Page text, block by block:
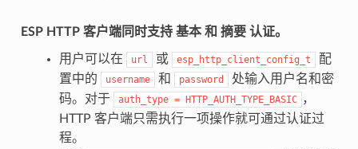
ESP HTTP 客户端同时支持 基本和 摘要认证。
用户可以在 url 或 esp_http_client_config_t
配
置中的
username 和 password
处输入用户名和密
码。对于
auth_type = HTTP_AUTH_TYPE_BASIC ，
HTTP 客户端只需执行一项操作就可通过认证过
程。